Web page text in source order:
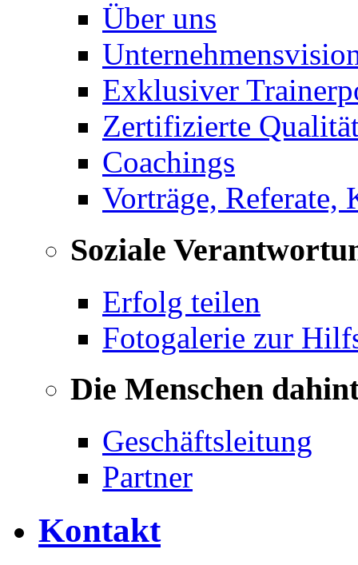
Über uns
Exklusiver
Zertifizierte
Coachings
Vorträge, Referate,
Soziale
Erfolg teilen
Fotogalerie zur
Die Menschen
Geschäftsleitung
Partner
Kontakt